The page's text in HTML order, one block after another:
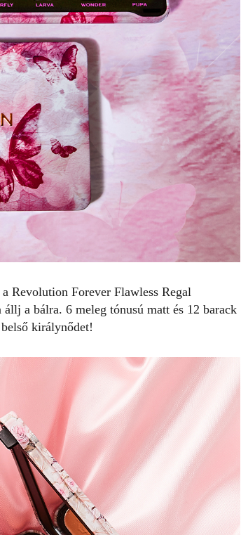
Revolution Forever Flawless Regal
a bálra. 6 meleg tónusú matt és 12 barack
királynődet!